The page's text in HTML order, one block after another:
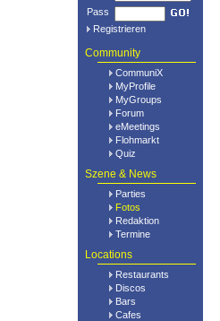
Pass
Registrieren
Community
CommuniX
MyProfile
MyGroups
Forum
eMeetings
Flohmarkt
Quiz
Szene & News
Parties
Fotos
Redaktion
Termine
Locations
Restaurants
Discos
Bars
Cafes